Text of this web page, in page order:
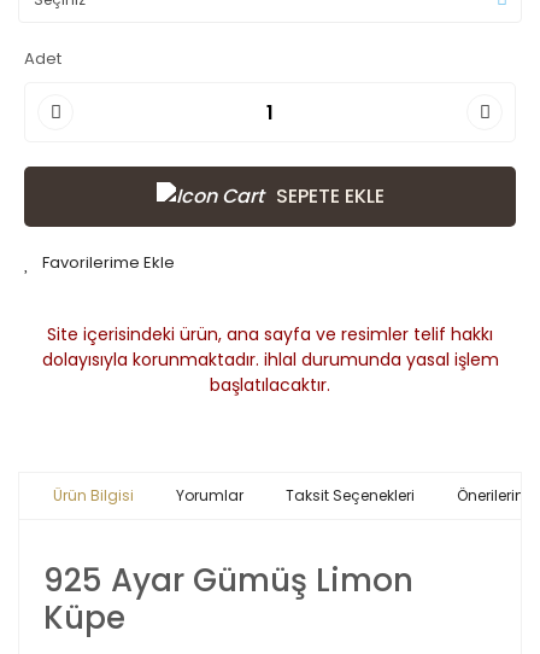
Adet
SEPETE EKLE
Site içerisindeki ürün, ana sayfa ve resimler telif hakkı
dolayısıyla korunmaktadır. ihlal durumunda yasal işlem
başlatılacaktır.
Ürün Bilgisi Yorumlar Taksit Seçenekleri Önerileriniz
925 Ayar Gümüş Limon
Küpe